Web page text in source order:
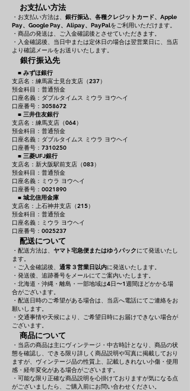
お支払い方法
・お支払い方法は、 銀行振込、各種クレジットカード、 Apple
Pay、Google Pay、Alipay、PayPalをご利用いただけます。
・商品の発送は、ご入金確認後とさせていただきます。
・入金確認後、当日中または定休日の場合は翌営業日に、当店
より確認メールをお送りいたします。
銀行振込先
■ みずほ銀行
支店名：練馬富士見台支店（237）
預金科目：普通預金
口座名義：ダブルタイムス ミウラ ヨウヘイ
口座番号：3058672
■ 三井住友銀行
支店名：練馬支店（064）
預金科目：普通預金
口座名義：ダブルタイムス ミウラ ヨウヘイ
口座番号：7310250
■ 三菱UFJ銀行
支店名：新大阪駅前支店（083）
預金科目：普通預金
口座名義：ミウラ ヨウヘイ
口座番号：0021890
■ 城北信用金庫
支店名：上石神井支店（215）
預金科目：普通預金
口座名義：ミウラ ヨウヘイ
口座番号：0025237
配送について
・配送方法は、 ヤマト宅急便またはゆうパックにて発送いたし
ます。
・ご入金確認後、 通常３営業日以内に発送いたします。
・発送後、追跡番号をメールにてご案内いたします。
・北海道・沖縄・離島・一部地域は4日〜1週間ほどかかる場
合がございます。
・配送日時のご希望がある場合は、当店へ電話にてご連絡をお
願いします。
・交通事情や天候により、ご希望日時にお届けできない場合が
ございます。
商品について
・当店の商品は主にヴィンテージ・中古時計となり、商品の状
態を確認し、できる限り詳しく商品説明や写真に掲載しており
ますが、ヴィンテージ品の性質上、記載しきれない小傷・使用
感・経年変化がある場合がございます。
・可能な限り正確な商品説明を心掛けておりますが気になる点
がございましたら、ご購入前にお問い合わせください。